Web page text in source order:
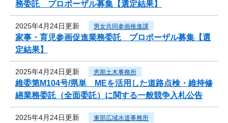
務委託 プロポーザル募集【選定結果】
2025年4月24日更新 男女共同参画推進課
家事・育児参画促進業務委託 プロポーザル募集【選
定結果】
2025年4月24日更新 恵那土木事務所
維委第M104号/県単 MEを活用した道路点検・維持修
繕業務委託（全面委託）に関する一般競争入札公告
2025年4月24日更新 東部広域水道事務所